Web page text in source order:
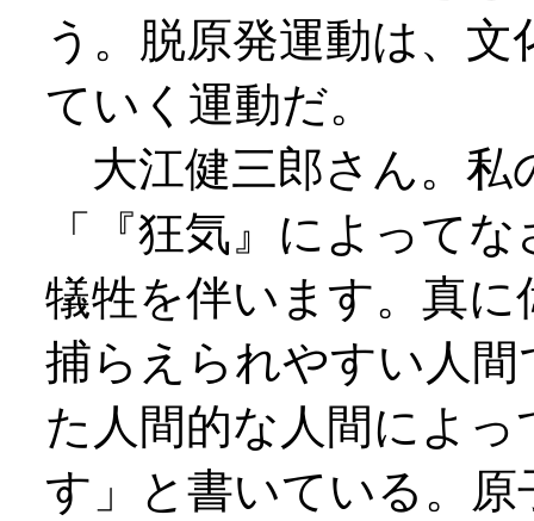
う。脱原発運動は、
ていく運動だ。
大江健三郎さん。私
「『狂気』によって
犠牲を伴います。真
捕らえられやすい人
た人間的な人間によ
す」と書いている。